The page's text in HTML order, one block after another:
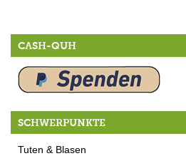
CASH-QUH
SCHWERPUNKTE
Tuten & Blasen